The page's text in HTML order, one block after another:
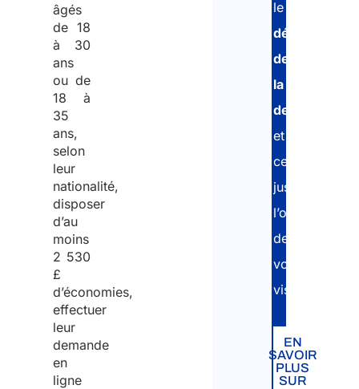
âgés
de 18
à 30
ans
ou de
18 à
35
ans,
selon
leur
nationalité,
disposer
d’au
moins
2 530
£
d’économies,
effectuer
leur
demande
en
ligne
le
dépôt
de
la
demande
et
ce
jusqu’à
l’obtention
de
votre
visa.
EN
SAVOIR
PLUS
SUR